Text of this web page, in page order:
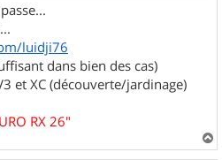
luidji76
dans bien des cas)
et XC (découverte/jardinage)
RX 26"
a